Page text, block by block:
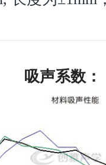
吸声系数：